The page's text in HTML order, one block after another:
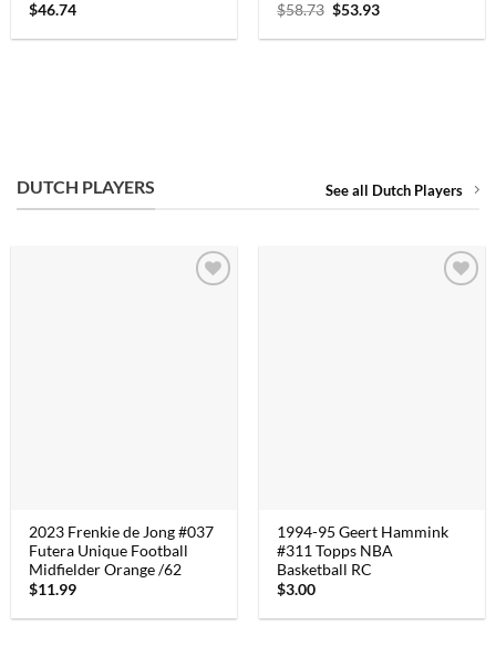
$46.74
$58.73 Oorspronkelijke
was:
$53.93
is:
DUTCH PLAYERS See all Dutch Players
2023 Frenkie de Jong #037
Futera Unique Football
Midfielder Orange /62
$11.99
1994-95 Geert Hammink
#311 Topps NBA
Basketball RC
$3.00